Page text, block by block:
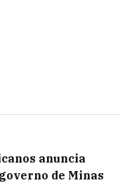
anuncia
de Minas